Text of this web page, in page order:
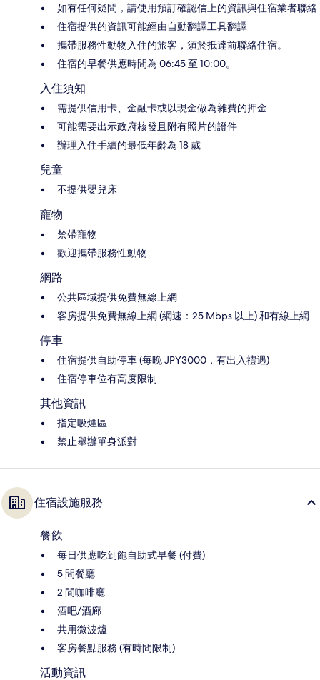
如有任何疑問，請使用預訂確認信上的資訊與住宿業者聯絡
住宿提供的資訊可能經由自動翻譯工具翻譯
攜帶服務性動物入住的旅客，須於抵達前聯絡住宿。
住宿的早餐供應時間為 06:45 至 10:00。
入住須知
需提供信用卡、金融卡或以現金做為雜費的押金
可能需要出示政府核發且附有照片的證件
辦理入住手續的最低年齡為 18 歲
兒童
不提供嬰兒床
寵物
禁帶寵物
歡迎攜帶服務性動物
網路
公共區域提供免費無線上網
客房提供免費無線上網 (網速：25 Mbps 以上) 和有線上網
停車
住宿提供自助停車 (每晚 JPY3000，有出入禮遇)
住宿停車位有高度限制
其他資訊
指定吸煙區
禁止舉辦單身派對
住宿設施服務
餐飲
每日供應吃到飽自助式早餐 (付費)
5 間餐廳
2 間咖啡廳
酒吧/酒廊
共用微波爐
客房餐點服務 (有時間限制)
活動資訊